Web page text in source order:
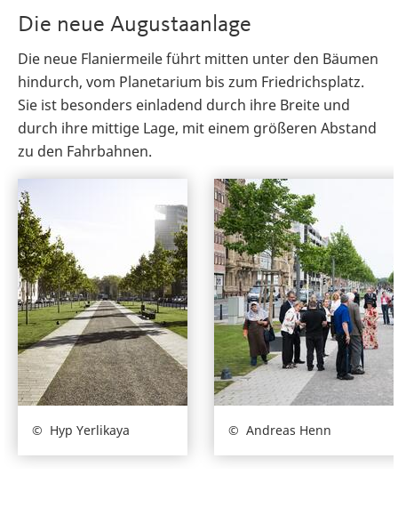
Die neue Augustaanlage
Die neue Flaniermeile führt mitten unter den Bäumen
hindurch, vom Planetarium bis zum Friedrichsplatz.
Sie ist besonders einladend durch ihre Breite und
durch ihre mittige Lage, mit einem größeren Abstand
zu den Fahrbahnen.
Hyp Yerlikaya Andreas Henn